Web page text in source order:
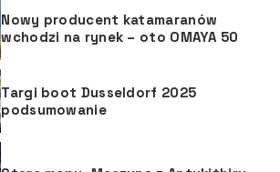
Nowy producent katamaranów
wchodzi na rynek – oto OMAYA 50
Targi boot Dusseldorf 2025
podsumowanie